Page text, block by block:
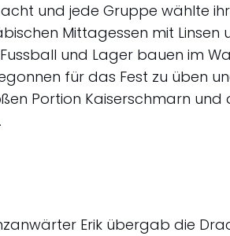
und jede Gruppe wählte
Mittagessen mit Linsen
und Lager bauen im
für das Fest zu üben
Portion Kaiserschmarn
Erik übergab die